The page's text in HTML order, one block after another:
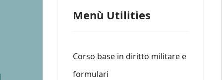
Menù Utilities
Corso base in diritto militare e
formulari